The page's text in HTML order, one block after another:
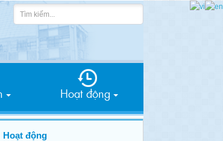
Hoạt động
Hoạt động